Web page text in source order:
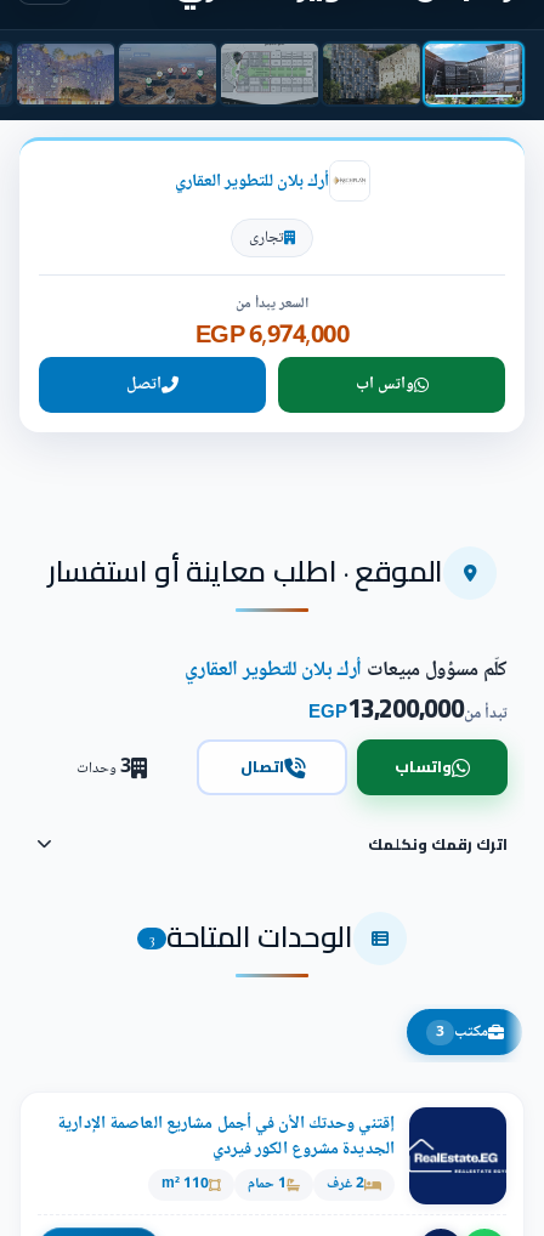
أرك بلان للتطوير العقاري
تجارى
السعر يبدأ من
6,974,000 EGP
واتس اب اتصل
الموقع · اطلب معاينة أو استفسار
كلّم مسؤول مبيعات أرك بلان للتطوير العقاري
تبدأ من13,200,000
EGP
واتساب اتصال 3وحدات
اترك رقمك ونكلمك
الوحدات المتاحة 3
مكتب 3
إقتني وحدتك الأن في أجمل مشاريع العاصمة الإدارية
الجديدة مشروع الكور فيردي
2 غرف 1 حمام 110 m²